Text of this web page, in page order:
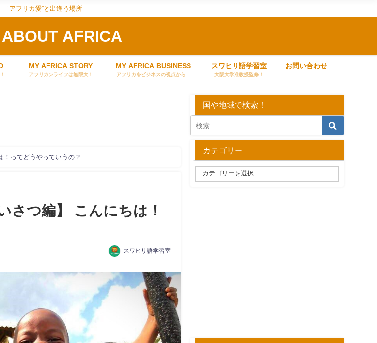
”アフリカ愛”と出逢う場所
AFRICA
MY AFRICA STORY
アフリカンライフは無限大！
MY AFRICA BUSINESS
アフリカをビジネスの視点から！
スワヒリ語学習室
大阪大学准教授監修！
お問い合わせ
！ってどうやっていうの？
さつ編】 こんにちは！
スワヒリ語学習室
国や地域で検索！
カテゴリー